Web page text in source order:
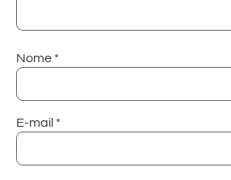
Nome *
E-mail *